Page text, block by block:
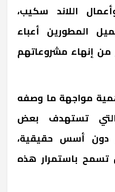
اللاند سكيب،
المطورين أعباء
من إنهاء مشروعاتهم
مواجهة ما وصفه
تستهدف بعض
دون أسس حقيقية،
تسمح باستمرار هذه